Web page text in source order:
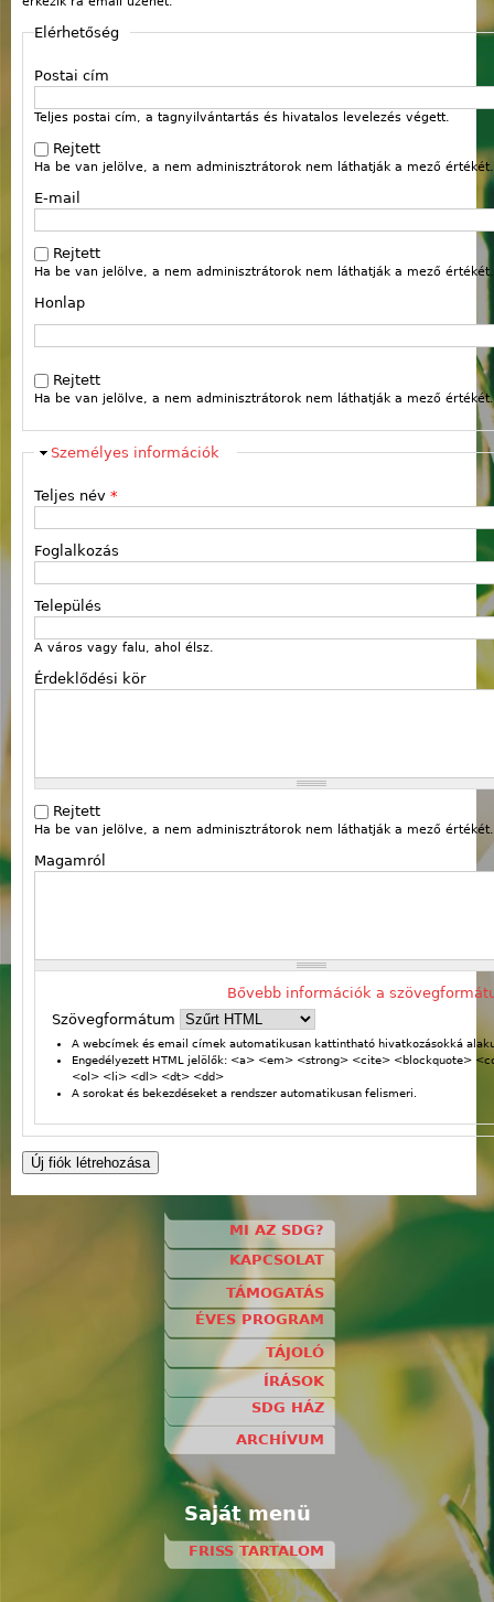
Elérhetőség
Postai cím
Teljes postai cím, a tagnyilvántartás és hivatalos levelezés végett.
Rejtett
Ha be van jelölve, a nem adminisztrátorok nem láthatják a mező értékét.
E-mail
Rejtett
Ha be van jelölve, a nem adminisztrátorok nem láthatják a mező értékét.
Honlap
Rejtett
Ha be van jelölve, a nem adminisztrátorok nem láthatják a mező értékét.
Elrejt
Személyes információk
Teljes név *
Foglalkozás
Település
A város vagy falu, ahol élsz.
Érdeklődési kör
Rejtett
Ha be van jelölve, a nem adminisztrátorok nem láthatják a mező értékét.
Magamról
Bővebb információk a
Szövegformátum
A webcímek és email címek automatikusan kattintható hivatkozásokká
Engedélyezett HTML jelölők: <a> <em> <strong> <cite> <blockquote>
<ol> <li> <dl> <dt> <dd>
A sorokat és bekezdéseket a rendszer automatikusan felismeri.
MI AZ SDG?
KAPCSOLAT
TÁMOGATÁS
ÉVES PROGRAM
TÁJOLÓ
ÍRÁSOK
SDG HÁZ
ARCHÍVUM
Saját menü
FRISS TARTALOM